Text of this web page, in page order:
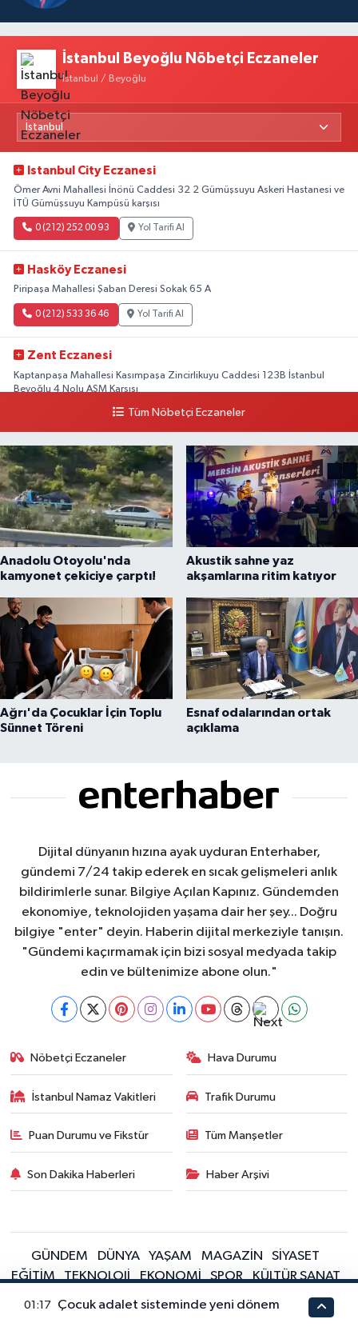
İstanbul Beyoğlu Nöbetçi Eczaneler
İstanbul / Beyoğlu
Istanbul City Eczanesi
Ömer Avni Mahallesi İnönü Caddesi 32 2 Gümüşsuyu Askeri Hastanesi ve
İTÜ Gümüşsuyu Kampüsü karşısı
0 (212) 252 00 93 Yol Tarifi Al
Hasköy Eczanesi
Piripaşa Mahallesi Şaban Deresi Sokak 65 A
0 (212) 533 36 46 Yol Tarifi Al
Zent Eczanesi
Kaptanpaşa Mahallesi Kasımpaşa Zincirlikuyu Caddesi 123B İstanbul
Beyoğlu 4 Nolu ASM Karşısı
Yol Tarifi Al
Tüm Nöbetçi Eczaneler
Anadolu Otoyolu'nda
kamyonet çekiciye çarptı!
Akustik sahne yaz
akşamlarına ritim katıyor
Ağrı'da Çocuklar İçin Toplu
Sünnet Töreni
Esnaf odalarından ortak
açıklama
Dijital dünyanın hızına ayak uyduran Enterhaber,
gündemi 7/24 takip ederek en sıcak gelişmeleri anlık
bildirimlerle sunar. Bilgiye Açılan Kapınız. Gündemden
ekonomiye, teknolojiden yaşama dair her şey... Doğru
bilgiye "enter" deyin. Haberin dijital merkeziyle tanışın.
"Gündemi kaçırmamak için bizi sosyal medyada takip
edin ve bültenimize abone olun."
Nöbetçi Eczaneler Hava Durumu
İstanbul Namaz Vakitleri Trafik Durumu
Puan Durumu ve Fikstür Tüm Manşetler
Son Dakika Haberleri Haber Arşivi
GÜNDEM DÜNYA YAŞAM MAGAZİN
SİYASET
EĞİTİM
TEKNOLOJİ EKONOMİ SPOR
KÜLTÜR SANAT
FRAGMANLAR
01:17 Çocuk adalet sisteminde yeni dönem